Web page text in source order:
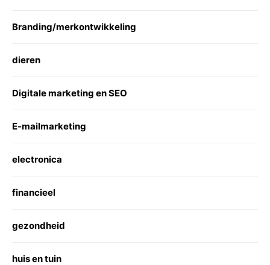
Branding/merkontwikkeling
dieren
Digitale marketing en SEO
E-mailmarketing
electronica
financieel
gezondheid
huis en tuin